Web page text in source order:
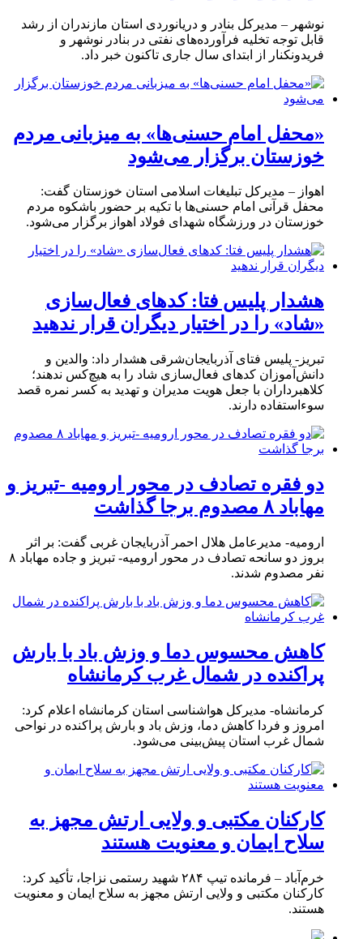
نوشهر – مدیرکل بنادر و دریانوردی استان مازندران از رشد
قابل توجه تخلیه فرآورده‌های نفتی در بنادر نوشهر و
فریدونکنار از ابتدای سال جاری تاکنون خبر داد.
«محفل امام حسنی‌ها» به میزبانی مردم
خوزستان برگزار می‌شود
اهواز – مدیرکل تبلیغات اسلامی استان خوزستان گفت:
محفل قرآنی امام حسنی‌ها با تکیه بر حضور باشکوه مردم
خوزستان در ورزشگاه شهدای فولاد اهواز برگزار می‌شود.
هشدار پلیس فتا: کدهای فعال‌سازی
«شاد» را در اختیار دیگران قرار ندهید
تبریز- پلیس فتای آذربایجان‌شرقی هشدار داد: والدین و
دانش‌آموزان کدهای فعال‌سازی شاد را به هیچ‌کس ندهند؛
کلاهبرداران با جعل هویت مدیران و تهدید به کسر نمره قصد
سوءاستفاده دارند.
دو فقره تصادف در محور ارومیه -تبریز و
مهاباد ۸ مصدوم برجا گذاشت
ارومیه- مدیرعامل هلال احمر آذربایجان غربی گفت: بر اثر
بروز دو سانحه تصادف در محور ارومیه- تبریز و جاده مهاباد ۸
نفر مصدوم شدند.
کاهش محسوس دما و وزش باد با بارش
پراکنده در شمال غرب کرمانشاه
کرمانشاه- مدیرکل هواشناسی استان کرمانشاه اعلام کرد:
امروز و فردا کاهش دما، وزش باد و بارش پراکنده در نواحی
شمال غرب استان پیش‌بینی می‌شود.
کارکنان مکتبی و ولایی ارتش مجهز به
سلاح ایمان و معنویت هستند
خرم‌آباد – فرمانده تیپ ۲۸۴ شهید رستمی نزاجا، تأکید کرد:
کارکنان مکتبی و ولایی ارتش مجهز به سلاح ایمان و معنویت
هستند.